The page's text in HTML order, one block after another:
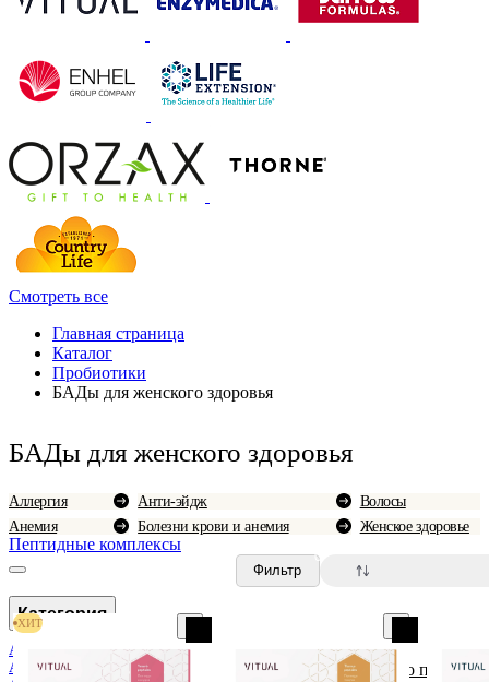
Смотреть все
Главная страница
Каталог
Пробиотики
БАДы для женского здоровья
БАДы для женского здоровья
Аллергия
Анемия
Анти-эйдж
Болезни крови и анемия
Волосы
Женское здоровье
Пептидные комплексы
Категория
Аллергия
Анемия и болезни крови
Фильтр
0
По
ХИТ